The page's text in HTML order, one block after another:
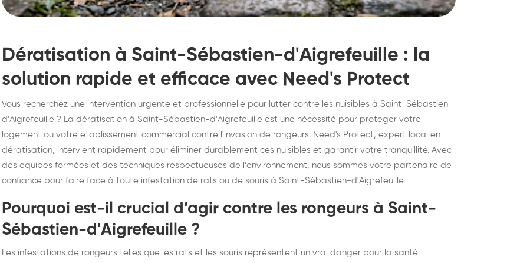
Destruction de nid de
frelons : intervention
rapide partout en France
Destruction de nid de
frelons asiatiques :
intervention partout en
France
Dératisation à Saint-Sébastien-d'Aigrefeuille : la
solution rapide et efficace avec Need's Protect
Vous recherchez une intervention urgente et professionnelle pour lutter contre les nuisibles à Saint-Sébastien-
d'Aigrefeuille ? La dératisation à Saint-Sébastien-d'Aigrefeuille est une nécessité pour protéger votre
logement ou votre établissement commercial contre l'invasion de rongeurs. Need's Protect, expert local en
dératisation, intervient rapidement pour éliminer durablement ces nuisibles et garantir votre tranquillité. Avec
des équipes formées et des techniques respectueuses de l’environnement, nous sommes votre partenaire de
confiance pour faire face à toute infestation de rats ou de souris à Saint-Sébastien-d'Aigrefeuille.
Pourquoi est-il crucial d’agir contre les rongeurs à Saint-
Sébastien-d'Aigrefeuille ?
Les infestations de rongeurs telles que les rats et les souris représentent un vrai danger pour la santé